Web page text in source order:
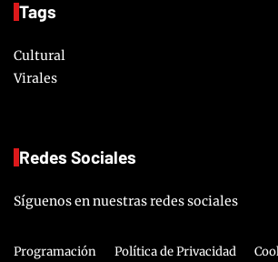
Tags
Cultural
Virales
Redes Sociales
Síguenos en nuestras redes sociales
Programación Política de Privacidad